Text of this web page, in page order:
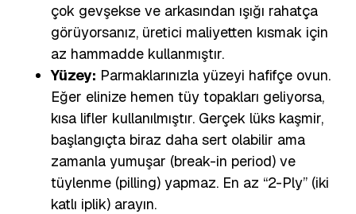
çok gevşekse ve arkasından ışığı rahatça
görüyorsanız, üretici maliyetten kısmak için
az hammadde kullanmıştır.
Yüzey: Parmaklarınızla yüzeyi hafifçe ovun.
Eğer elinize hemen tüy topakları geliyorsa,
kısa lifler kullanılmıştır. Gerçek lüks kaşmir,
başlangıçta biraz daha sert olabilir ama
zamanla yumuşar (break-in period) ve
tüylenme (pilling) yapmaz. En az “2-Ply” (iki
katlı iplik) arayın.